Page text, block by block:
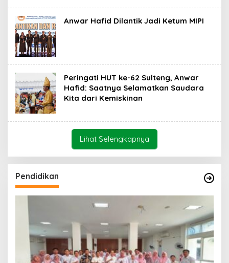
Anwar Hafid Dilantik Jadi Ketum MIPI
Peringati HUT ke-62 Sulteng, Anwar
Hafid: Saatnya Selamatkan Saudara
Kita dari Kemiskinan
Lihat Selengkapnya
Pendidikan